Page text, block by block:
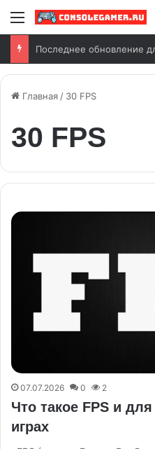
Меню
Главная / 30 FPS
30 FPS
07.07.2026 0 2
Что такое FPS и
играх